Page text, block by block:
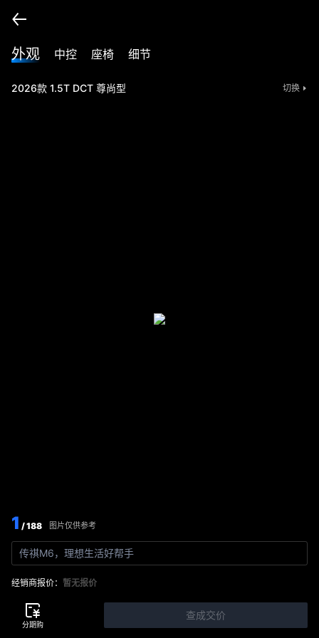
外观 中控 座椅 细节
2026款 1.5T DCT 尊尚型 切换
1 / 188 图片仅供参考
传祺M6，理想生活好帮手
经销商报价： 暂无报价
查成交价